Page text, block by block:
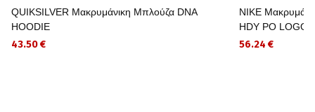
QUIKSILVER Μακρυμάνικη Μπλούζα DNA
HOODIE
43.50 €
NIKE
HDY PO LOGO
56.24 €